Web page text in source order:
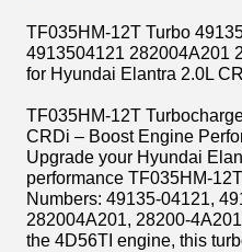
TF035HM-12T Turbo
4913504121 282004A201
for Hyundai Elantra 2.0L
TF035HM-12T
CRDi – Boost Engine
Upgrade your Hyundai
performance TF035HM-
Numbers: 49135-04121,
282004A201, 28200-
the 4D56TI engine, this